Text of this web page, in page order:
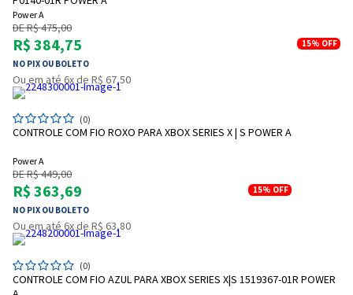
Power A
DE R$ 475,00
R$ 384,75
NO PIX OU BOLETO
15% OFF
Ou em até 6x de R$ 67,50
(0)
CONTROLE COM FIO ROXO PARA XBOX SERIES X | S POWER A
Power A
DE R$ 449,00
R$ 363,69
NO PIX OU BOLETO
15% OFF
Ou em até 6x de R$ 63,80
(0)
CONTROLE COM FIO AZUL PARA XBOX SERIES X|S 1519367-01R POWER